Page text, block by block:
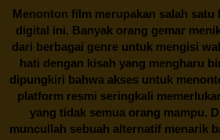
Menonton film merupakan salah
digital ini. Banyak orang gemar
dari berbagai genre untuk mengisi
hati dengan kisah yang mengharu
dipungkiri bahwa akses untuk
platform resmi seringkali
yang tidak semua orang mampu.
muncullah sebuah alternatif menarik